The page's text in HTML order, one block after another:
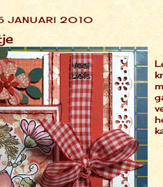
JANUARI 2010